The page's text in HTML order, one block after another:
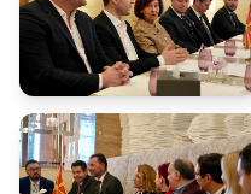
Соопштенија
Прес-конференции
Интервјуа